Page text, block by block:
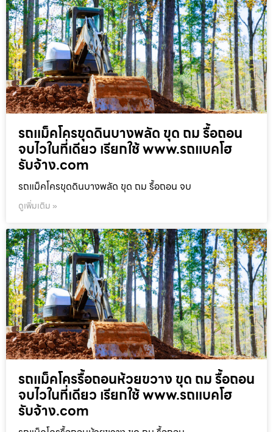
รถแม็คโครขุดดินบางพลัด ขุด ถม รื้อถอน
จบไวในที่เดียว เรียกใช้ www.รถแบคโฮ
รับจ้าง.com
รถแม็คโครขุดดินบางพลัด ขุด ถม รื้อถอน จบ
ดูเพิ่มเติม »
รถแม็คโครรื้อถอนห้วยขวาง ขุด ถม รื้อถอน
จบไวในที่เดียว เรียกใช้ www.รถแบคโฮ
รับจ้าง.com